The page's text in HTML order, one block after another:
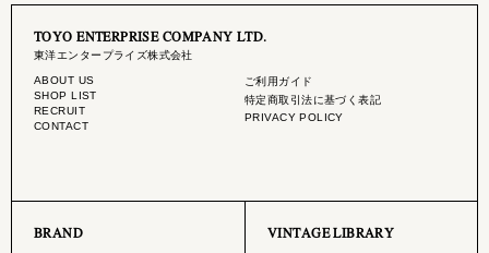
TOYO ENTERPRISE COMPANY LTD.
東洋エンタープライズ株式会社
ABOUT US
SHOP LIST
RECRUIT
CONTACT
ご利用ガイド
特定商取引法に基づく表記
PRIVACY POLICY
BRAND VINTAGE LIBRARY